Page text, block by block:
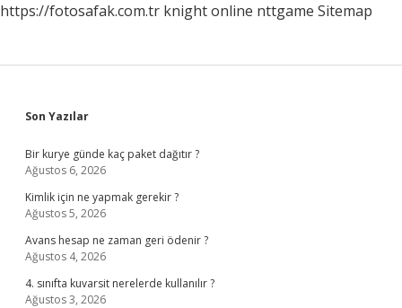
https://fotosafak.com.tr knight online nttgame Sitemap
Sidebar
Son Yazılar
Bir kurye günde kaç paket dağıtır ?
Ağustos 6, 2026
Kimlik için ne yapmak gerekir ?
Ağustos 5, 2026
Avans hesap ne zaman geri ödenir ?
Ağustos 4, 2026
4. sınıfta kuvarsit nerelerde kullanılır ?
Ağustos 3, 2026